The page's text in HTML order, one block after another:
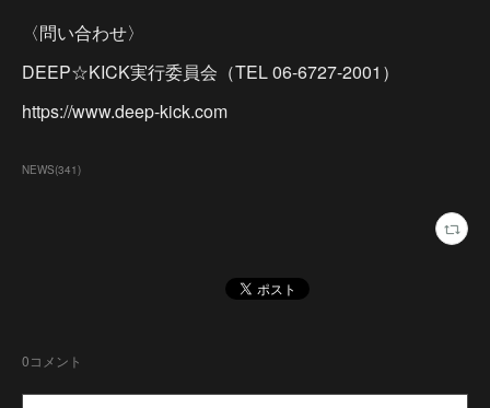
〈問い合わせ〉
DEEP☆KICK実行委員会（TEL 06-6727-2001）
https://www.deep-kick.com
NEWS(341)
0コメント